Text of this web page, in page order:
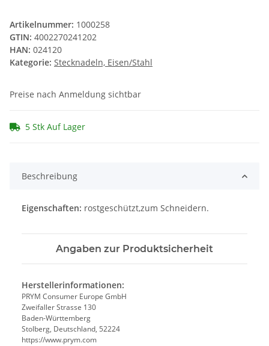
Artikelnummer: 1000258
GTIN: 4002270241202
HAN: 024120
Kategorie: Stecknadeln, Eisen/Stahl
Preise nach Anmeldung sichtbar
5 Stk Auf Lager
Beschreibung
Eigenschaften: rostgeschützt,zum Schneidern.
Angaben zur Produktsicherheit
Herstellerinformationen:
PRYM Consumer Europe GmbH
Zweifaller Strasse 130
Baden-Württemberg
Stolberg, Deutschland, 52224
https://www.prym.com